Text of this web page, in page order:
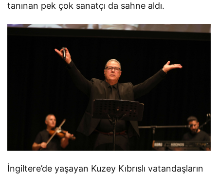
tanınan pek çok sanatçı da sahne aldı.
İngiltere’de yaşayan Kuzey Kıbrıslı vatandaşların